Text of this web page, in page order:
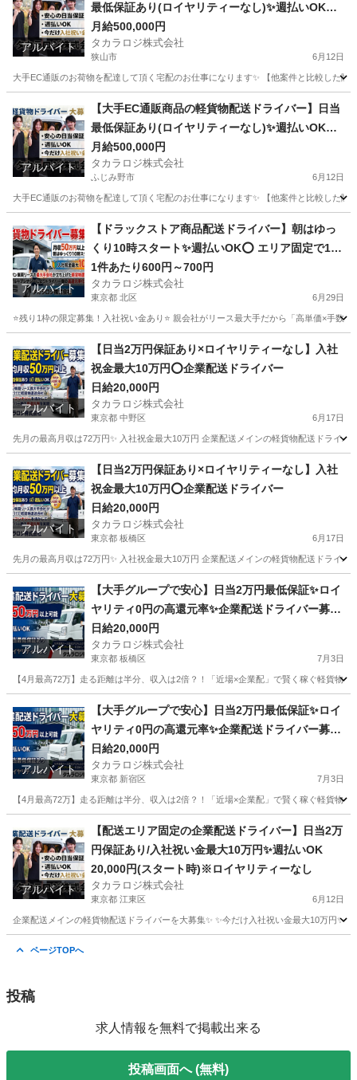
アルバイト
最低保証あり(ロイヤリティーなし)✨週払いOK⭕️
普通免許さえあれば即稼働可
月給500,000円
タカラロジ株式会社
狭山市 6月12日
大手EC通販のお荷物を配達して頂く宅配のお仕事になります✨ 【他案件と比較した
ドライバー 貨物
アルバイト
【大手EC通販商品の軽貨物配送ドライバー】日当
最低保証あり(ロイヤリティーなし)✨週払いOK⭕️
普通免許さえあれば即稼働可
月給500,000円
タカラロジ株式会社
ふじみ野市 6月12日
大手EC通販のお荷物を配達して頂く宅配のお仕事になります✨ 【他案件と比較した
ふじみ野市 ドライバー 貨物
アルバイト
【ドラックストア商品配送ドライバー】朝はゆっ
くり10時スタート✨週払いOK⭕️ エリア固定で15
分圏内／月収40万〜60万円
1件あたり600円～700円
タカラロジ株式会社
東京都 北区 6月29日
⭐️残り1枠の限定募集！入社祝い金あり⭐️ 親会社がリース最大手だから「高単価×手数
ドライバー 手数料
アルバイト
【日当2万円保証あり×ロイヤリティーなし】入社
祝金最大10万円⭕️企業配送ドライバー
日給20,000円
タカラロジ株式会社
東京都 中野区 6月17日
先月の最高月収は72万円✨ 入社祝金最大10万円 企業配送メインの軽貨物配送ドライ
配送 貨物
アルバイト
【日当2万円保証あり×ロイヤリティーなし】入社
祝金最大10万円⭕️企業配送ドライバー
日給20,000円
タカラロジ株式会社
東京都 板橋区 6月17日
先月の最高月収は72万円✨ 入社祝金最大10万円 企業配送メインの軽貨物配送ドライ
配送
アルバイト
【大手グループで安心】日当2万円最低保証✨ロイ
ヤリティ0円の高還元率✨企業配送ドライバー募集
＜週払いOK／祝金あり＞
日給20,000円
タカラロジ株式会社
東京都 板橋区 7月3日
【4月最高72万】走る距離は半分、収入は2倍？！「近場×企業配」で賢く稼ぐ軽貨物
ドライバー ロイヤリティ
アルバイト
【大手グループで安心】日当2万円最低保証✨ロイ
ヤリティ0円の高還元率✨企業配送ドライバー募集
＜週払いOK／祝金あり＞
日給20,000円
タカラロジ株式会社
東京都 新宿区 7月3日
【4月最高72万】走る距離は半分、収入は2倍？！「近場×企業配」で賢く稼ぐ軽貨物
ドライバー ロイヤリティ
アルバイト
【配送エリア固定の企業配送ドライバー】日当2万
円保証あり/入社祝い金最大10万円✨週払いOK
20,000円(スタート時)※ロイヤリティーなし
タカラロジ株式会社
東京都 江東区 6月12日
企業配送メインの軽貨物配送ドライバーを大募集✨ ✨今だけ入社祝い金最大10万円✨
ページTOPへ
投稿
求人情報を無料で掲載出来る
投稿画面へ (無料)